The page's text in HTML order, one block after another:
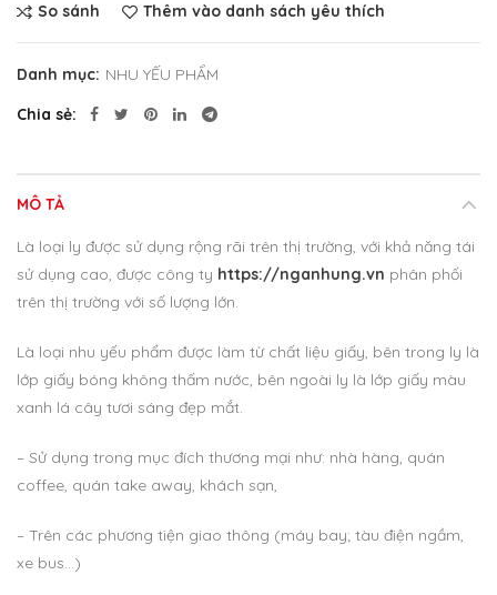
So sánh Thêm vào danh sách yêu thích
Danh mục: NHU YẾU PHẨM
Chia sẻ
MÔ TẢ
Là loại ly được sử dụng rộng rãi trên thị trường, với khả năng tái
sử dụng cao, được công ty https://nganhung.vn phân phối
trên thị trường với số lượng lớn.
Là loại nhu yếu phẩm được làm từ chất liệu giấy, bên trong ly là
lớp giấy bóng không thấm nước, bên ngoài ly là lớp giấy màu
xanh lá cây tươi sáng đẹp mắt.
– Sử dụng trong mục đích thương mại như: nhà hàng, quán
coffee, quán take away, khách sạn,
– Trên các phương tiện giao thông (máy bay; tàu điện ngầm,
xe bus…)